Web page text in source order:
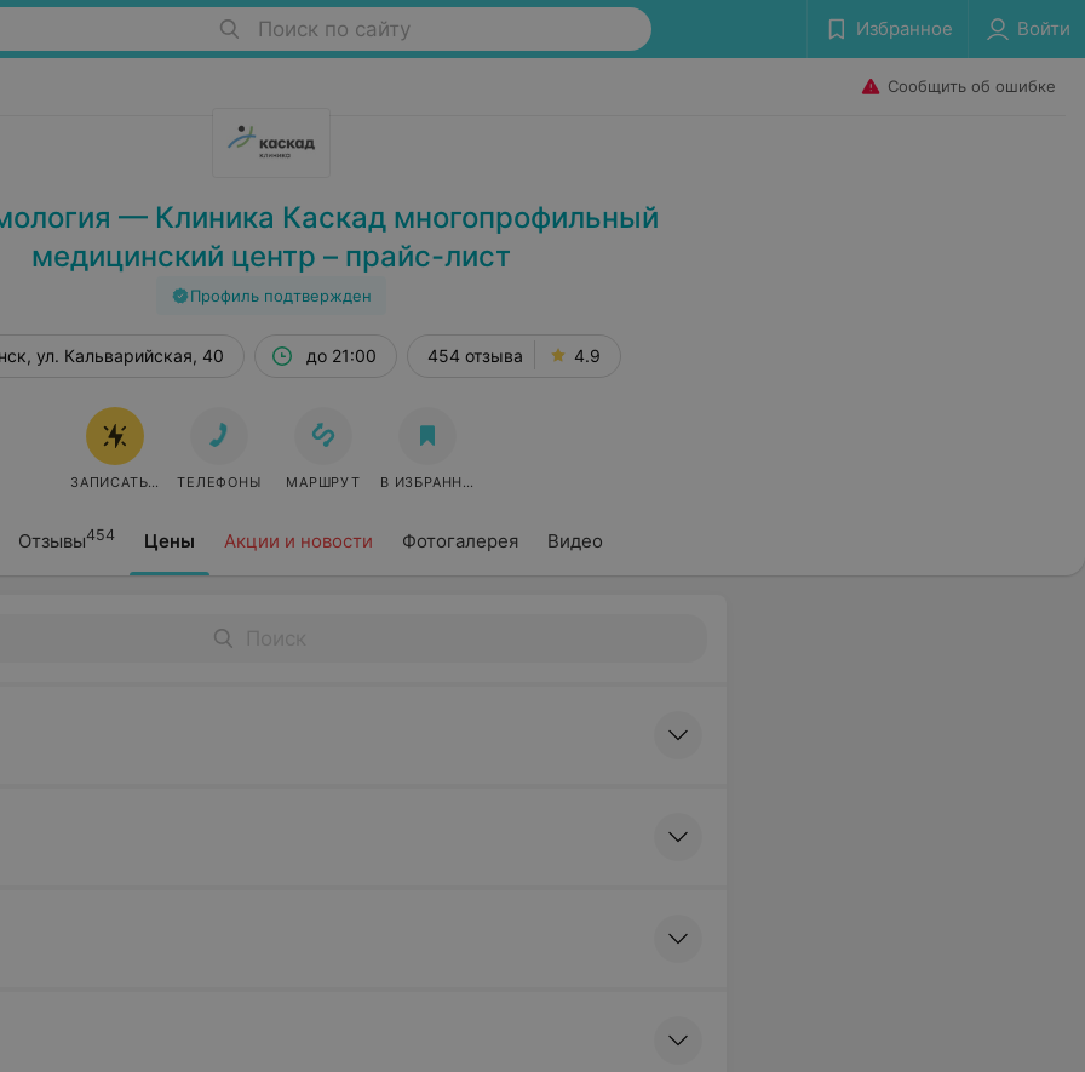
Поиск по сайту Избранное Войти
Сообщить об ошибке
— Клиника Каскад многопрофильный
медицинский центр – прайс-лист
Профиль подтвержден
Отзывы454 Цены Акции и новости Фотогалерея Видео
ул. Кальварийская, 40 до 21:00 454 отзыва 4.9
ЗАПИСАТЬСЯ ОНЛАЙН
ТЕЛЕФОНЫ МАРШРУТ В ИЗБРАННОЕ